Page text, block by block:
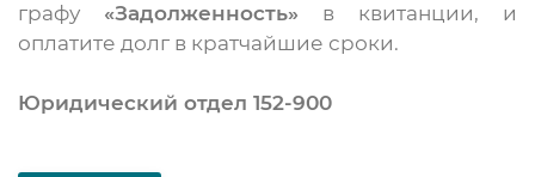
графу «Задолженность» в квитанции, и
оплатите долг в кратчайшие сроки.
Юридический отдел 152-900